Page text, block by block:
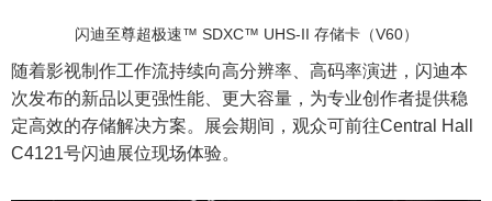
闪迪至尊超极速™ SDXC™ UHS-II 存储卡（V60）
随着影视制作工作流持续向高分辨率、高码率演进，闪迪本
次发布的新品以更强性能、更大容量，为专业创作者提供稳
定高效的存储解决方案。展会期间，观众可前往Central Hall
C4121号闪迪展位现场体验。